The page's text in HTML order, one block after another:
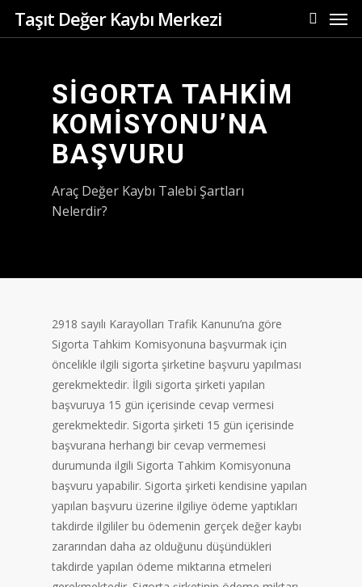
SkipTaşıt Değer Kaybı Merkezi
search
SİGORTA TAHKİM
KOMİSYONU’NA
BAŞVURU
Araç Değer Kaybı Talebi Şartları
Nelerdir?
2918 sayılı Karayolları Trafik Kanunu’na göre
Sigorta Tahkim Komisyonuna başvurmak için
öncelikle ilgili sigorta şirketine başvuru yapılması
gerekmektedir. İlgili sigorta şirketi yapılan
başvuruya 15 gün içerisinde cevap vermesi
gerekmektedir. Sigorta şirketi 15 gün içerisinde
başvurana herhangi bir cevap vermemesi
durumunda ilgili Sigorta Tahkim Komisyonuna
başvuru yapabilir. Sigorta şirketi kendisine yapılan
yapılan başvuru üzerine ilgiliye ödeme yaptıkları
takdirde ilgililer bu ödemenin gerçek değer kaybı
zararından daha az olduğunu düşündükleri
takdirde yapılan ödeme miktarına etmeleri